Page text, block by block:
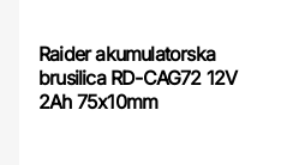
Raider akumulatorska
brusilica RD-CAG72 12V
2Ah 75x10mm